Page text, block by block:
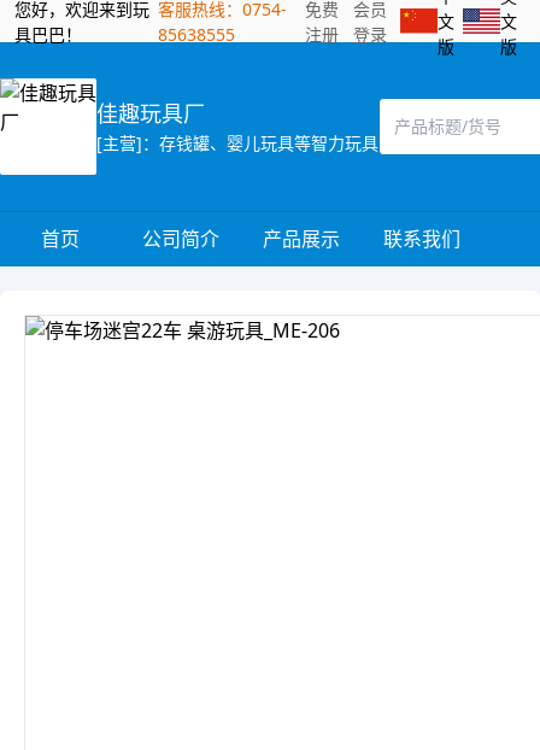
您好，欢迎来到玩
具巴巴！
客服热线：0754-
85638555
免费
注册
会员
登录
文
版
文
版
佳趣玩具厂
[主营]：存钱罐、婴儿玩具等智力玩具
首页 公司简介 产品展示 联系我们